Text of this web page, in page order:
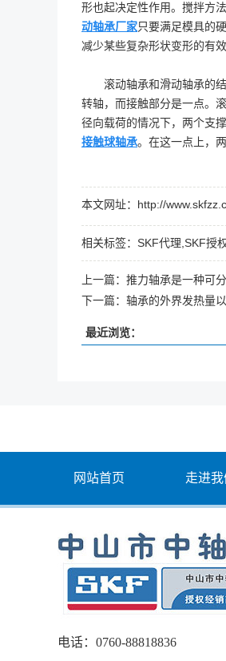
形也起决定性作用。搅拌方
动轴承厂家只要满足模具的
减少某些复杂形状变形的有
滚动轴承和滑动轴承的
转轴，而接触部分是一点。
径向载荷的情况下，两个支
接触球轴承。在这一点上，
本文网址：http://
相关标签： SKF代理 SKF授
上一篇： 推力轴承是一种可
下一篇： 轴承的外界发热量
最近浏览：
网站首页 走进我
电话：0760-88818836